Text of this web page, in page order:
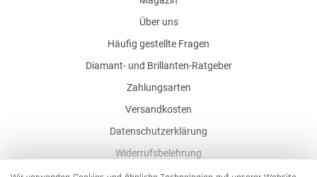
Über uns
Häufig gestellte Fragen
Diamant- und Brillanten-Ratgeber
Zahlungsarten
Versandkosten
Datenschutzerklärung
Widerrufsbelehrung
AGB